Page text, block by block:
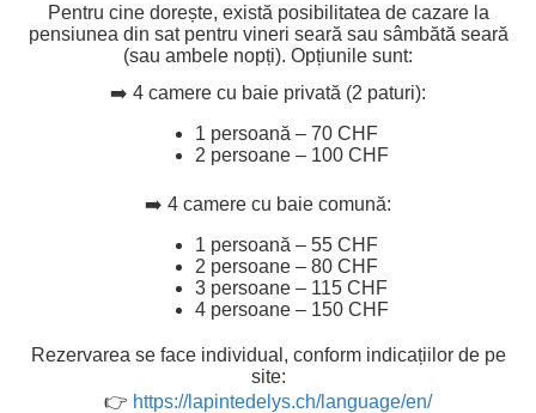
Pentru cine dorește, există posibilitatea de cazare la
pensiunea din sat pentru vineri seară sau sâmbătă seară
(sau ambele nopți). Opțiunile sunt:
➡️ 4 camere cu baie privată (2 paturi):
1 persoană – 70 CHF
2 persoane – 100 CHF
➡️ 4 camere cu baie comună:
1 persoană – 55 CHF
2 persoane – 80 CHF
3 persoane – 115 CHF
4 persoane – 150 CHF
Rezervarea se face individual, conform indicațiilor de pe
site:
👉 https://lapintedelys.ch/language/en/